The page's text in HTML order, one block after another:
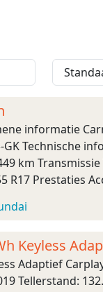
informatie
Technische
km
Prestaties
Keyless
Adaptief
Tellerstand: